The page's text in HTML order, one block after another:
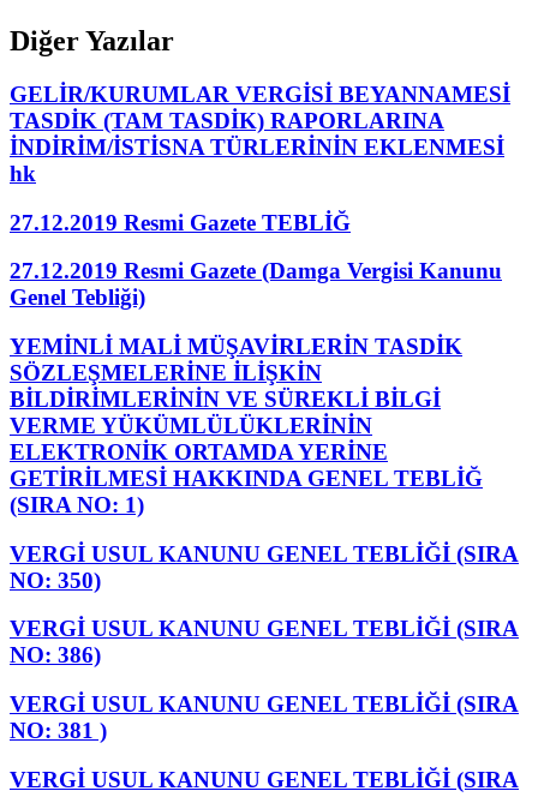
Diğer Yazılar
GELİR/KURUMLAR VERGİSİ BEYANNAMESİ
TASDİK (TAM TASDİK) RAPORLARINA
İNDİRİM/İSTİSNA TÜRLERİNİN EKLENMESİ
hk
27.12.2019 Resmi Gazete TEBLİĞ
27.12.2019 Resmi Gazete (Damga Vergisi Kanunu
Genel Tebliği)
YEMİNLİ MALİ MÜŞAVİRLERİN TASDİK
SÖZLEŞMELERİNE İLİŞKİN
BİLDİRİMLERİNİN VE SÜREKLİ BİLGİ
VERME YÜKÜMLÜLÜKLERİNİN
ELEKTRONİK ORTAMDA YERİNE
GETİRİLMESİ HAKKINDA GENEL TEBLİĞ
(SIRA NO: 1)
VERGİ USUL KANUNU GENEL TEBLİĞİ (SIRA
NO: 350)
VERGİ USUL KANUNU GENEL TEBLİĞİ (SIRA
NO: 386)
VERGİ USUL KANUNU GENEL TEBLİĞİ (SIRA
NO: 381 )
VERGİ USUL KANUNU GENEL TEBLİĞİ (SIRA